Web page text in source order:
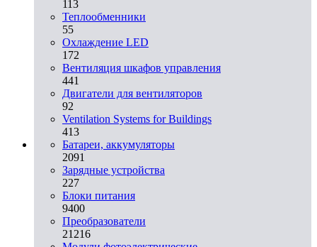
113
Теплообменники
55
Охлаждение LED
172
Вентиляция шкафов управления
441
Двигатели для вентиляторов
92
Ventilation Systems for Buildings
413
Батареи, аккумуляторы
2091
Зарядные устройства
227
Блоки питания
9400
Преобразователи
21216